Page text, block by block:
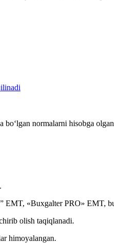
daftarchalarining ikkita blankasining
boʻlgan normalarni hisobga
EMT, «Buxgalter PRO» EMT,
olish taqiqlanadi.
himoyalangan.